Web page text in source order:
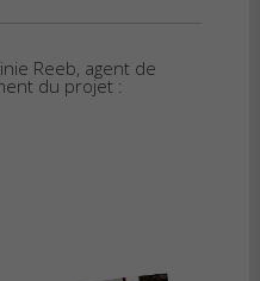
Reeb, agent de
du projet :